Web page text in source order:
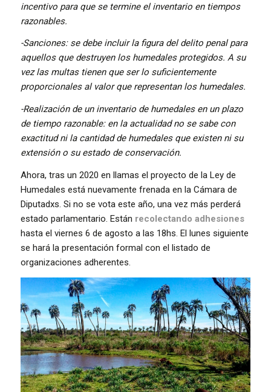
incentivo para que se termine el inventario en tiempos
razonables.
-Sanciones: se debe incluir la figura del delito penal para
aquellos que destruyen los humedales protegidos. A su
vez las multas tienen que ser lo suficientemente
proporcionales al valor que representan los humedales.
-Realización de un inventario de humedales en un plazo
de tiempo razonable: en la actualidad no se sabe con
exactitud ni la cantidad de humedales que existen ni su
extensión o su estado de conservación.
Ahora, tras un 2020 en llamas el proyecto de la Ley de
Humedales está nuevamente frenada en la Cámara de
Diputadxs. Si no se vota este año, una vez más perderá
estado parlamentario. Están recolectando adhesiones
hasta el viernes 6 de agosto a las 18hs. El lunes siguiente
se hará la presentación formal con el listado de
organizaciones adherentes.